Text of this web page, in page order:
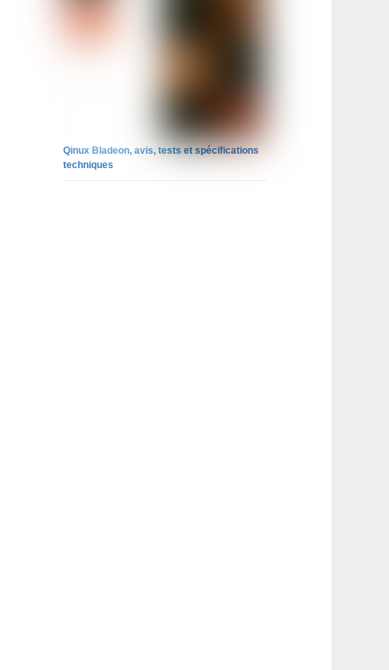
Qinux Bladeon, avis, tests et spécifications
techniques